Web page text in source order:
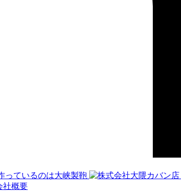
っているのは大峡製鞄
社概要